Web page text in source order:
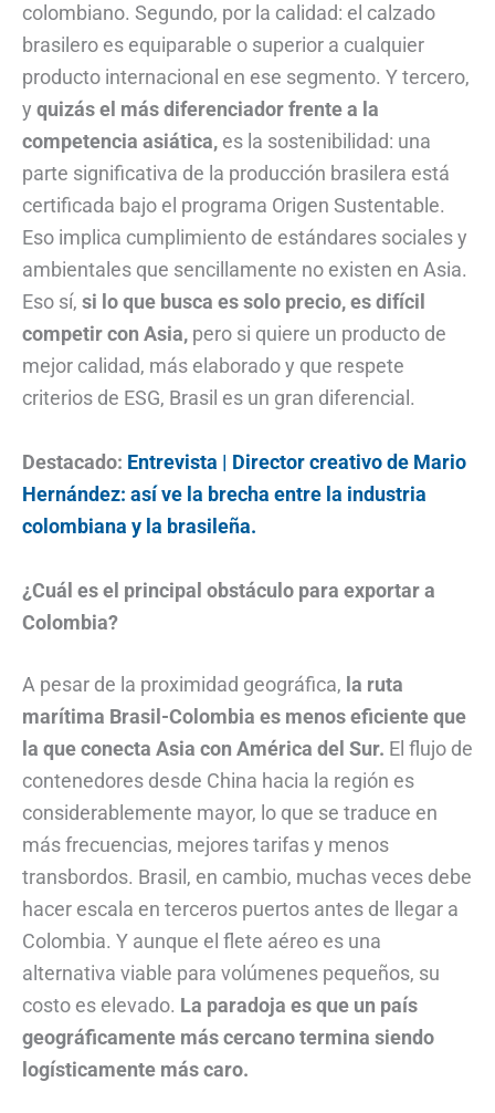
colombiano. Segundo, por la calidad: el calzado
brasilero es equiparable o superior a cualquier
producto internacional en ese segmento. Y tercero,
y quizás el más diferenciador frente a la
competencia asiática, es la sostenibilidad: una
parte significativa de la producción brasilera está
certificada bajo el programa Origen Sustentable.
Eso implica cumplimiento de estándares sociales y
ambientales que sencillamente no existen en Asia.
Eso sí, si lo que busca es solo precio, es difícil
competir con Asia, pero si quiere un producto de
mejor calidad, más elaborado y que respete
criterios de ESG, Brasil es un gran diferencial.
Destacado: Entrevista | Director creativo de Mario
Hernández: así ve la brecha entre la industria
colombiana y la brasileña.
¿Cuál es el principal obstáculo para exportar a
Colombia?
A pesar de la proximidad geográfica, la ruta
marítima Brasil-Colombia es menos eficiente que
la que conecta Asia con América del Sur. El flujo de
contenedores desde China hacia la región es
considerablemente mayor, lo que se traduce en
más frecuencias, mejores tarifas y menos
transbordos. Brasil, en cambio, muchas veces debe
hacer escala en terceros puertos antes de llegar a
Colombia. Y aunque el flete aéreo es una
alternativa viable para volúmenes pequeños, su
costo es elevado. La paradoja es que un país
geográficamente más cercano termina siendo
logísticamente más caro.